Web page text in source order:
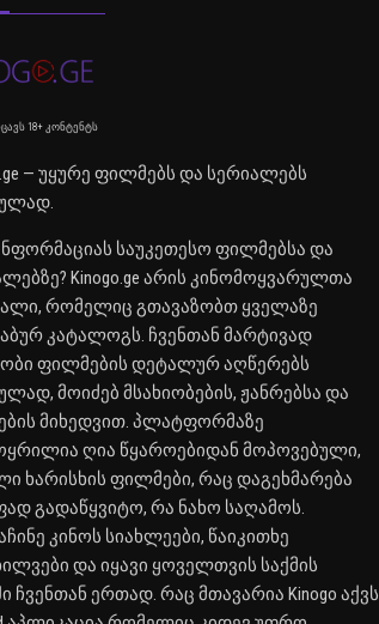
18+ კონტენტს
— უყურე ფილმებს და სერიალებს
საუკეთესო ფილმებსა და
Kinogo.ge არის კინომოყვარულთა
რომელიც გთავაზობთ ყველაზე
კატალოგს. ჩვენთან მარტივად
ფილმების დეტალურ აღწერებს
მოიძებ მსახიობების, ჟანრებსა და
მიხედვით. პლატფორმაზე
ღია წყაროებიდან მოპოვებული,
ხარისხის ფილმები, რაც დაგეხმარება
გადაწყვიტო, რა ნახო საღამოს.
კინოს სიახლეები, წაიკითხე
და იყავი ყოველთვის საქმის
ჩვენთან ერთად. რაც მთავარია Kinogo აქვს